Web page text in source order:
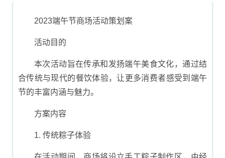
2023端午节商场活动策划案
活动目的
本次活动旨在传承和发扬端午美食文化，通过结
合传统与现代的餐饮体验，让更多消费者感受到端午
节的丰富内涵与魅力。
方案内容
1. 传统粽子体验